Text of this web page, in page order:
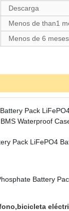
Descarga
Menos de than1
Menos de 6 meses
bicicleta